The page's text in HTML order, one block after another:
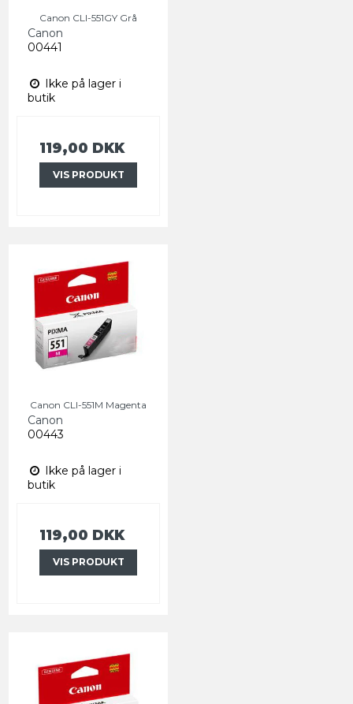
Canon CLI-551GY Grå
Canon
00441
Ikke på lager i
butik
119,00 DKK
VIS PRODUKT
Canon CLI-551M Magenta
Canon
00443
Ikke på lager i
butik
119,00 DKK
VIS PRODUKT